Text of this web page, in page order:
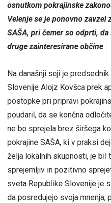
osnutkom pokrajinske
Velenje se je ponovno zavzel
SAŠA, pri čemer so odprti,
druge zainteresirane občine
Na današnji seji je
Slovenije Alojz Kovšca prek
postopke pri pripravi
poudaril, da se končna
ne bo sprejela brez širšega
pokrajine SAŠA, ki v praksi
želja lokalnih skupnosti, je bil
sprejemljiv in pozitivno
sveta Republike Slovenije je
da posredujejo svoja mnenja,